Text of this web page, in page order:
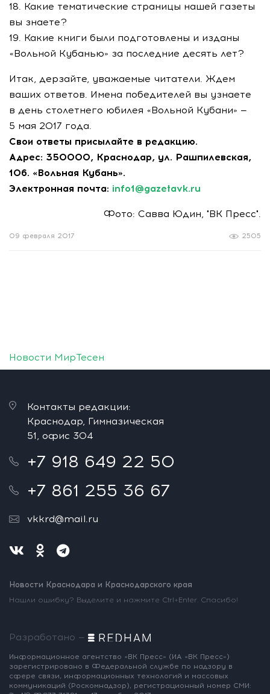
18. Какие тематические страницы нашей газеты
вы знаете?
19. Какие книги были подготовлены и изданы
«Вольной Кубанью» за последние десять лет?
Итак, дерзайте, уважаемые читатели. Ждем
ваших ответов. Имена победителей вы узнаете
в день столетнего юбилея «Вольной Кубани» —
5 мая 2017 года.
Свои ответы присылайте в редакцию.
Адрес: 350000, Краснодар, ул. Рашпилевская,
106. «Вольная Кубань».
Электронная почта: info1@gazetavk.ru
Фото: Савва Юдин, "ВК Пресс".
2505
09 февраля 2017
Новости МирТесен
Контакты редакции:
Краснодар, Гимназическая
51, офис 304
+7 918 649 22 50
+7 861 255 36 67
vkkrd@mail.ru
Новости Краснодара и Краснодарского края
Нашли ошибку? Выделите и нажмите Ctrl+Enter. Спасибо!
Разработано —
Информационное агентство «ВК Пресс» (ИА «ВК Пресс»)
зарегистрировано в Федеральной службе по надзору в
сфере связи, информационных технологий и массовых
коммуникаций (Роскомнадзор), регистрационный номер СМИ: